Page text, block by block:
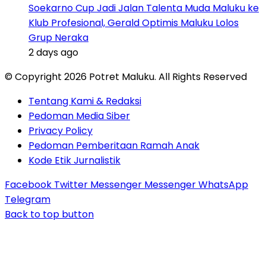
Soekarno Cup Jadi Jalan Talenta Muda Maluku ke
Klub Profesional, Gerald Optimis Maluku Lolos
Grup Neraka
2 days ago
© Copyright 2026 Potret Maluku. All Rights Reserved
Tentang Kami & Redaksi
Pedoman Media Siber
Privacy Policy
Pedoman Pemberitaan Ramah Anak
Kode Etik Jurnalistik
Facebook Twitter Messenger MessengerWhatsApp
Telegram
Back to top button